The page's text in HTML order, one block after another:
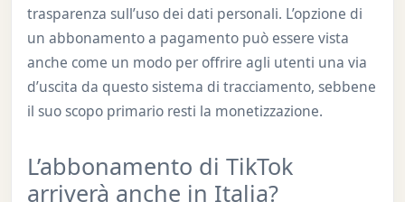
trasparenza sull’uso dei dati personali. L’opzione di
un abbonamento a pagamento può essere vista
anche come un modo per offrire agli utenti una via
d’uscita da questo sistema di tracciamento, sebbene
il suo scopo primario resti la monetizzazione.
L’abbonamento di TikTok
arriverà anche in Italia?